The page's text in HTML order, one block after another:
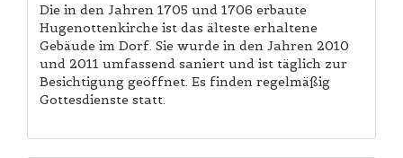
Die in den Jahren 1705 und 1706 erbaute
Hugenottenkirche ist das älteste erhaltene
Gebäude im Dorf. Sie wurde in den Jahren 2010
und 2011 umfassend saniert und ist täglich zur
Besichtigung geöffnet. Es finden regelmäßig
Gottesdienste statt.